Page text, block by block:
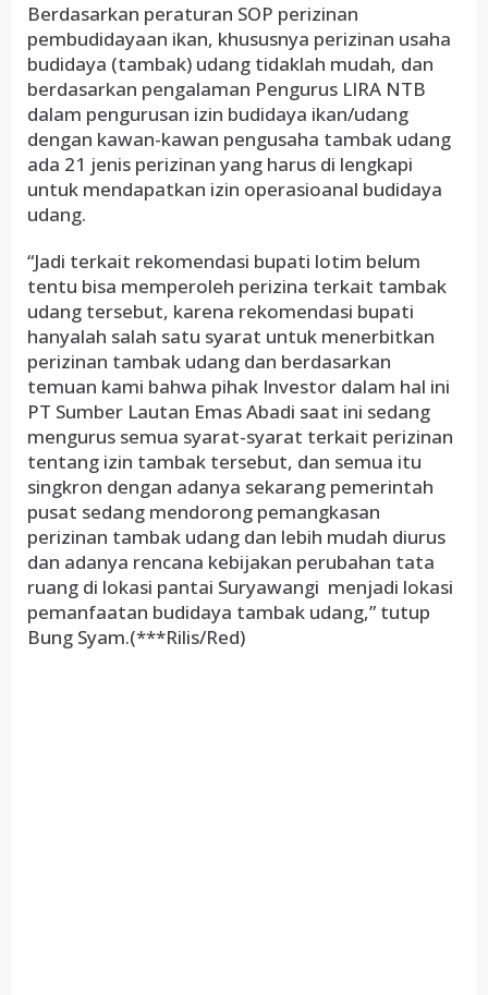
Berdasarkan peraturan SOP perizinan
pembudidayaan ikan, khususnya perizinan usaha
budidaya (tambak) udang tidaklah mudah, dan
berdasarkan pengalaman Pengurus LIRA NTB
dalam pengurusan izin budidaya ikan/udang
dengan kawan-kawan pengusaha tambak udang
ada 21 jenis perizinan yang harus di lengkapi
untuk mendapatkan izin operasioanal budidaya
udang.
“Jadi terkait rekomendasi bupati lotim belum
tentu bisa memperoleh perizina terkait tambak
udang tersebut, karena rekomendasi bupati
hanyalah salah satu syarat untuk menerbitkan
perizinan tambak udang dan berdasarkan
temuan kami bahwa pihak Investor dalam hal ini
PT Sumber Lautan Emas Abadi saat ini sedang
mengurus semua syarat-syarat terkait perizinan
tentang izin tambak tersebut, dan semua itu
singkron dengan adanya sekarang pemerintah
pusat sedang mendorong pemangkasan
perizinan tambak udang dan lebih mudah diurus
dan adanya rencana kebijakan perubahan tata
ruang di lokasi pantai Suryawangi menjadi lokasi
pemanfaatan budidaya tambak udang,” tutup
Bung Syam.(***Rilis/Red)